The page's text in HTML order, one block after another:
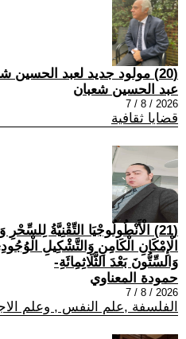
(20) مولود جديد لعبد الحسين شعبان
عبد الحسين شعبان
2026 / 8 / 7
قضايا ثقافية
(21) الْأَنْطُولُوجْيَا التِّقْنِيَّةُ
الْإِمْكَانِ الْكَامِنِ وَالتَّشْكِيلِ
وَالسِّتُّونَ بَعْدَ الثَّلَاثِمِائَةِ-
حمودة المعناوي
2026 / 8 / 7
الفلسفة ,علم النفس , وعلم